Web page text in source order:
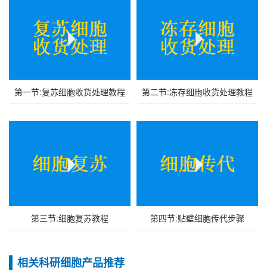
第一节:复苏细胞收货处理教程 第二节:冻存细胞收货处理教程
第三节:细胞复苏教程 第四节:贴壁细胞传代步骤
相关科研细胞产品推荐